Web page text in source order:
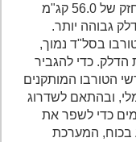
מרבי של 409 כוחות סוס ומומנט מרבי חזק של 56.0 קג"מ
בסל"ד נמוך,
כדי להגביר
המותקנים
ובהתאם לשדרוג
כדי לשפר את
המערכת